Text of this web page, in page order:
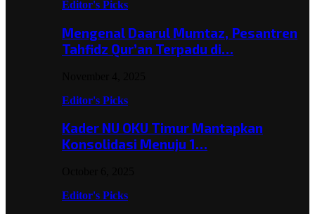
Editor's Picks
Mengenal Daarul Mumtaz, Pesantren
Tahfidz Qur’an Terpadu di…
Editor's Picks
Kader NU OKU Timur Mantapkan
Konsolidasi Menuju 1…
Editor's Picks